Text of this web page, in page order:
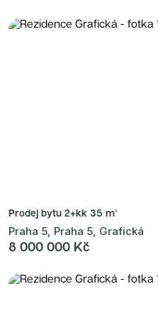
Prodej bytu 2+kk 35 m²
Praha 5, Praha 5, Grafická
8 000 000 Kč